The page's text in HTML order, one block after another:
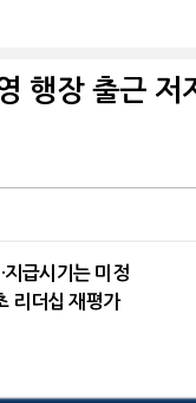
행장 출근
급시기는 미정
리더십 재평가